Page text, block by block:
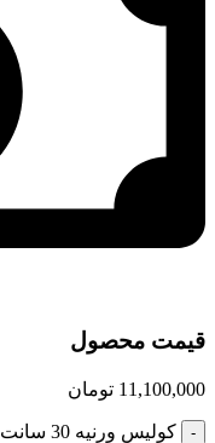
قیمت محصول
11,100,000 تومان
کولیس ورنیه 30 سانت آکاد ACUUD عدد